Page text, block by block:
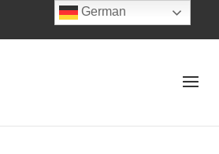
German